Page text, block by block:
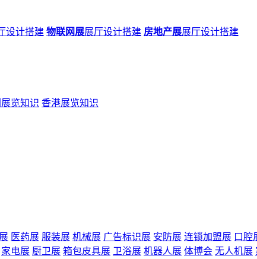
设计搭建 物联网展展厅设计搭建 房地产展展厅设计搭建
览知识 香港展览知识
医药展 服装展 机械展 广告标识展 安防展 连锁加盟展 口腔
家电展 厨卫展 箱包皮具展 卫浴展 机器人展 体博会 无人机展